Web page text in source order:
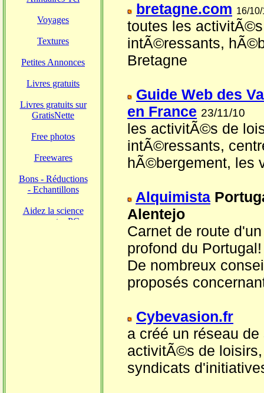
bretagne.com 16/
toutes les
intÃ©ressants,
Bretagne
Guide Web des
en France 23/11/10
les activitÃ©s de
intÃ©ressants,
hÃ©bergement, les
Alquimista
Alentejo
Carnet de route
profond du Portugal!
De nombreux
proposés
Cybevasion.fr
a créé un réseau de
activitÃ©s de
syndicats